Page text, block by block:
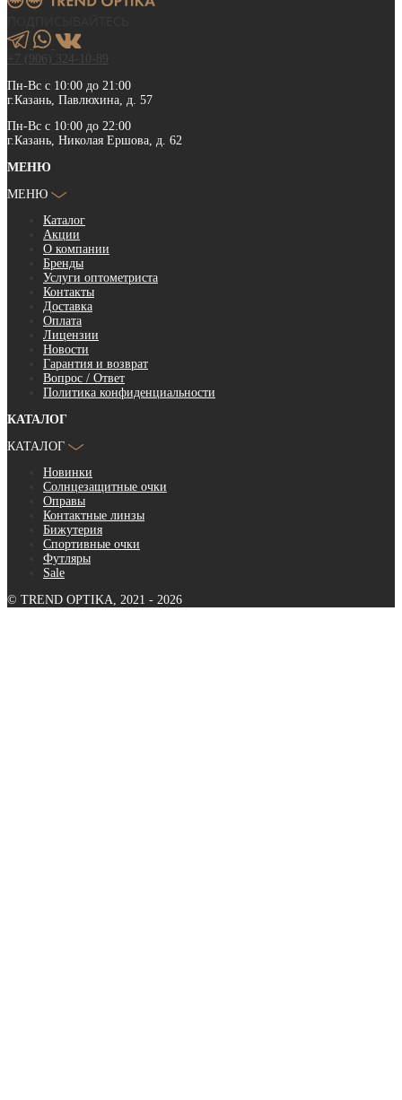
+7 (906) 324-10-89
Пн-Вс с 10:00 до 21:00
г.Казань, Павлюхина, д. 57
Пн-Вс с 10:00 до 22:00
г.Казань, Николая Ершова, д. 62
МЕНЮ
МЕНЮ
Каталог
Акции
О компании
Бренды
Услуги оптометриста
Контакты
Доставка
Оплата
Лицензии
Новости
Гарантия и возврат
Вопрос / Ответ
Политика конфиденциальности
КАТАЛОГ
КАТАЛОГ
Новинки
Солнцезащитные очки
Оправы
Контактные линзы
Бижутерия
Спортивные очки
Футляры
Sale
© TREND OPTIKA, 2021 - 2026